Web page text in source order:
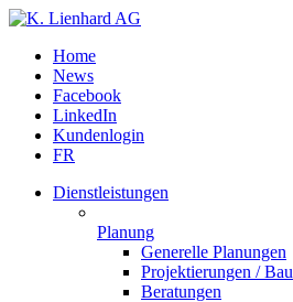
Home
News
Facebook
LinkedIn
Kundenlogin
FR
Dienstleistungen
Planung
Generelle Planungen
Projektierungen / Bau
Beratungen